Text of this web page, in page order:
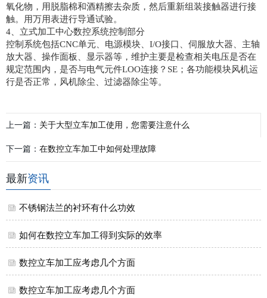
氧化物，用脱脂棉和酒精擦去杂质，然后重新组装接触器进行接
触。用万用表进行导通试验。
4、立式加工中心数控系统控制部分
控制系统包括CNC单元、电源模块、I/O接口、伺服放大器、主轴
放大器、操作面板、显示器等，维护主要是检查相关电压是否在
规定范围内，是否与电气元件LOO连接？SE；各功能模块风机运
行是否正常，风机除尘、过滤器除尘等。
上一篇： 关于大型立车加工使用，您需要注意什么
下一篇： 在数控立车加工中如何处理故障
最新资讯
不锈钢法兰的衬环有什么功效
如何在数控立车加工得到实际的效率
数控立车加工应考虑几个方面
数控立车加工应考虑几个方面